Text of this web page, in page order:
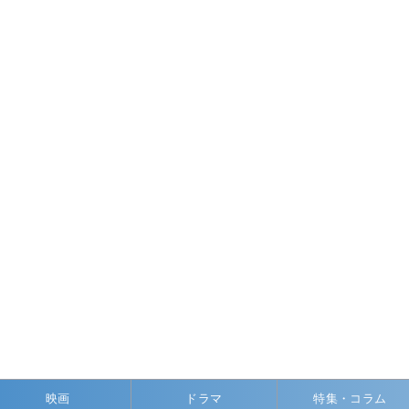
映画 ドラマ 特集・コラム